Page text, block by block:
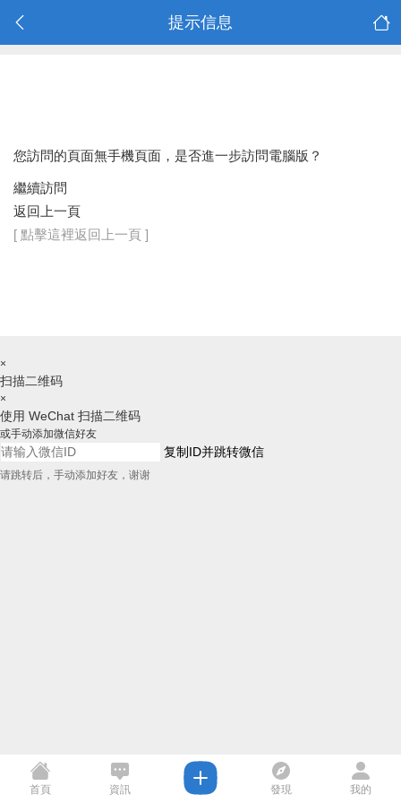
提示信息
您訪問的頁面無手機頁面，是否進一步訪問電腦版？
繼續訪問
返回上一頁
[ 點擊這裡返回上一頁 ]
×
扫描二维码
×
使用 WeChat 扫描二维码
或手动添加微信好友
复制ID并跳转微信
请跳转后，手动添加好友，谢谢
首頁 資訊 發現 我的